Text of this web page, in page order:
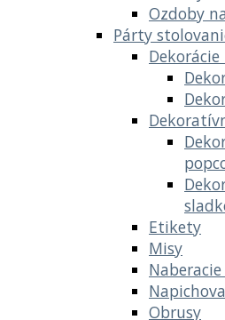
Ozdoby
Párty
Etikety
Misy
Obrusy